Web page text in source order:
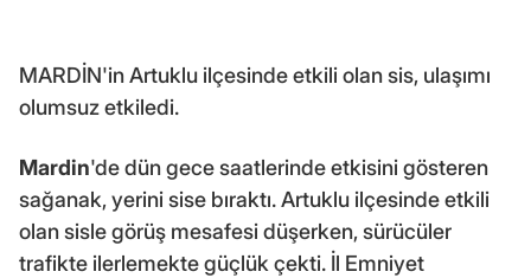
MARDİN'in Artuklu ilçesinde etkili olan sis, ulaşımı
olumsuz etkiledi.
Mardin'de dün gece saatlerinde etkisini gösteren
sağanak, yerini sise bıraktı. Artuklu ilçesinde etkili
olan sisle görüş mesafesi düşerken, sürücüler
trafikte ilerlemekte güçlük çekti. İl Emniyet